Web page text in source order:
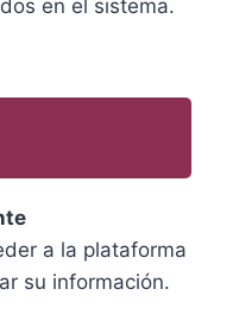
en el sistema.
a la plataforma
su información.